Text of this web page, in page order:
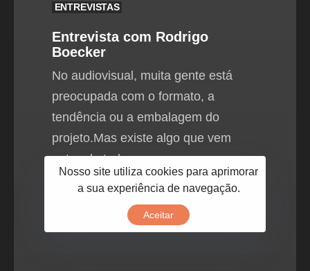
ENTREVISTAS
Entrevista com Rodrigo
Boecker
No audiovisual, muita gente está
preocupada com o formato, a
tendência ou a embalagem do
projeto.Mas existe algo que vem
antes de tudo
Nosso site utiliza cookies para aprimorar
a sua experiência de navegação.
Aceitar